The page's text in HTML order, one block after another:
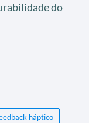
do
háptico